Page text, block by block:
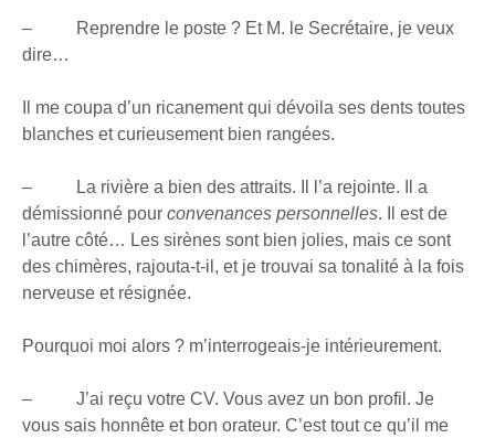
– Reprendre le poste ? Et M. le Secrétaire, je veux
dire…
Il me coupa d’un ricanement qui dévoila ses dents toutes
blanches et curieusement bien rangées.
– La rivière a bien des attraits. Il l’a rejointe. Il a
démissionné pour convenances personnelles. Il est de
l’autre côté… Les sirènes sont bien jolies, mais ce sont
des chimères, rajouta-t-il, et je trouvai sa tonalité à la fois
nerveuse et résignée.
Pourquoi moi alors ? m’interrogeais-je intérieurement.
– J’ai reçu votre CV. Vous avez un bon profil. Je
vous sais honnête et bon orateur. C’est tout ce qu’il me